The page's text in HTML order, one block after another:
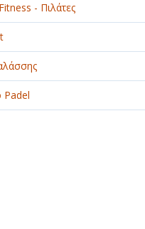
- Πιλάτες
Padel